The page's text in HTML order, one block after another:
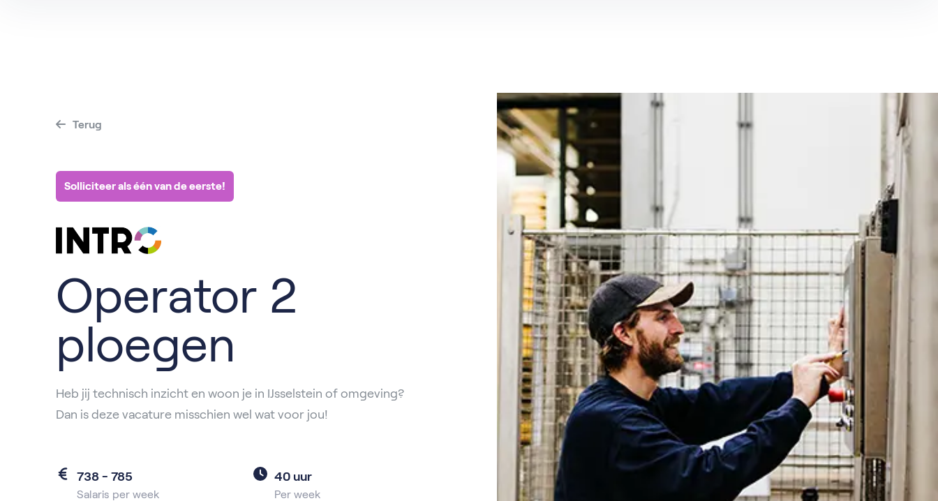
Terug
Solliciteer als één van de eerste!
Operator 2
ploegen
Heb jij technisch inzicht en woon je in IJsselstein of omgeving?
Dan is deze vacature misschien wel wat voor jou!
738 - 785
Salaris per week
40 uur
Per week